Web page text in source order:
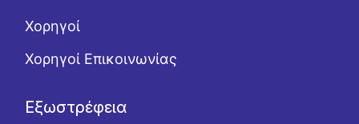
Χορηγοί
Χορηγοί Επικοινωνίας
Εξωστρέφεια